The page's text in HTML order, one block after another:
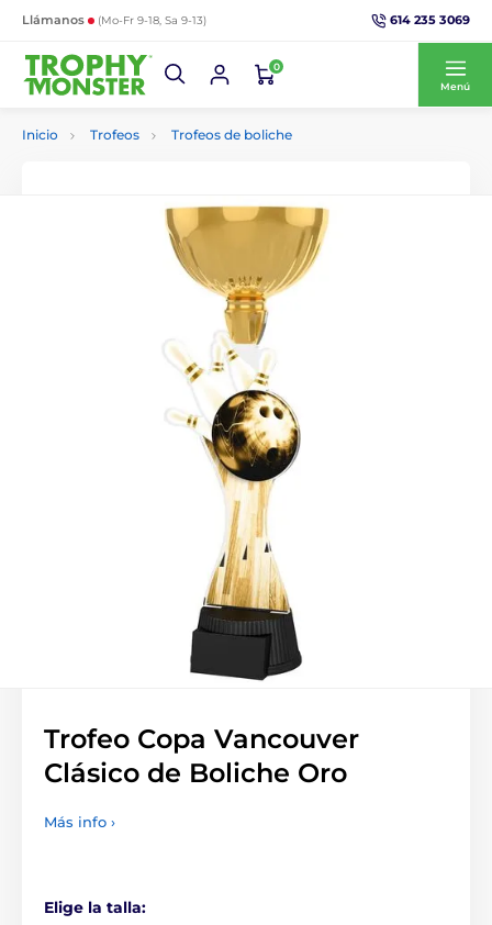
Llámanos (Mo-Fr 9-18, Sa 9-13) 614 235 3069
0
Menú
Inicio Trofeos Trofeos de boliche
Trofeo Copa Vancouver
Clásico de Boliche Oro
Más info ›
Elige la talla: